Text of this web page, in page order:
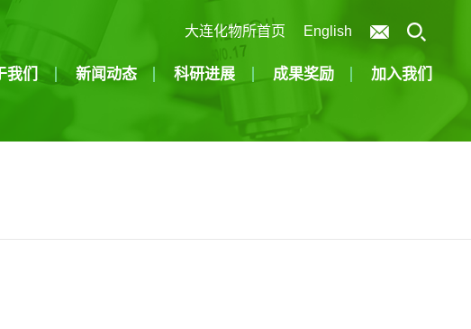
大连化物所首页 English
我们 新闻动态 科研进展 成果奖励 加入我们